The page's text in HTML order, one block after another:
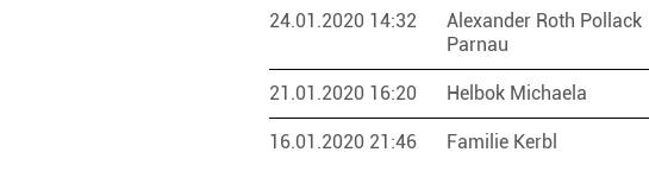
24.01.2020 14:32
Alexander Roth Pollack
Parnau
21.01.2020 16:20 Helbok Michaela
16.01.2020 21:46 Familie Kerbl